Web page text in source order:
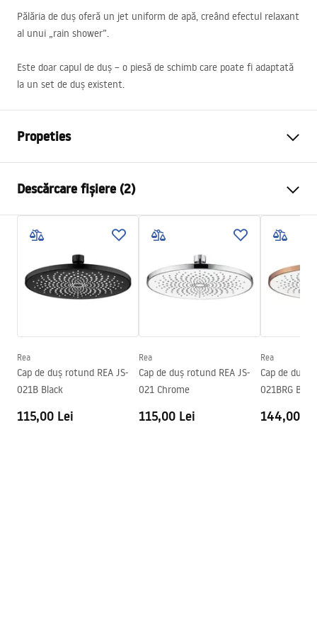
Pălăria de duș oferă un jet uniform de apă, creând efectul relaxant
al unui „rain shower”.
Este doar capul de duș – o piesă de schimb care poate fi adaptată
la un set de duș existent.
Propeties
Material
Finisaj baterie
chrome
Diametru pentru conectare
1/2 țoli
Descărcare fișiere (2)
Informații de siguranță
WARUNKI BEZPIECZENSTWA ZESTAWY NATRYSKOWY.pdf
Condiții de garanție
Rea
Cap de duș rotund REA JS-
021B Black
115,00 Lei
Rea
Cap de duș rotund REA JS-
021 Chrome
115,00 Lei
Rea
Cap de duș
021BRG
144,00